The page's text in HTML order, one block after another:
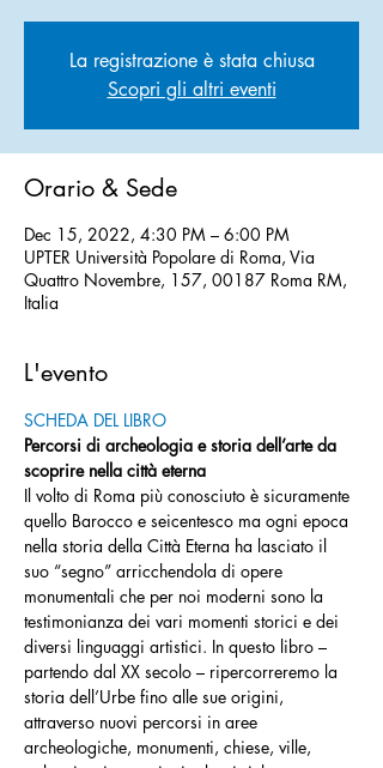
La registrazione è stata chiusa
Scopri gli altri eventi
Orario & Sede
Dec 15, 2022, 4:30 PM – 6:00 PM
UPTER Università Popolare di Roma, Via
Quattro Novembre, 157, 00187 Roma RM,
Italia
L'evento
SCHEDA DEL LIBRO
Percorsi di archeologia e storia dell’arte da
scoprire nella città eterna
Il volto di Roma più conosciuto è sicuramente
quello Barocco e seicentesco ma ogni epoca
nella storia della Città Eterna ha lasciato il
suo “segno” arricchendola di opere
monumentali che per noi moderni sono la
testimonianza dei vari momenti storici e dei
diversi linguaggi artistici. In questo libro –
partendo dal XX secolo – ripercorreremo la
storia dell’Urbe fino alle sue origini,
attraverso nuovi percorsi in aree
archeologiche, monumenti, chiese, ville,